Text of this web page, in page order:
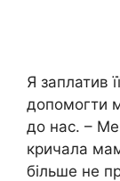
Я заплатив
допомогти
до нас. –
кричала
більше не